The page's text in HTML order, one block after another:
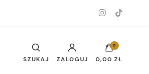
SZUKAJ ZALOGUJ
0
0,00 ZŁ